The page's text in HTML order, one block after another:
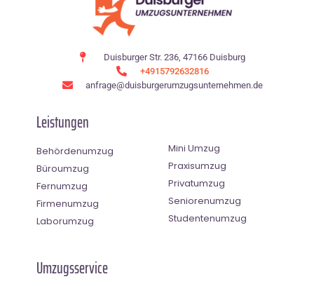
Duisburger Str. 236, 47166 Duisburg
+4915792632816
anfrage@duisburgerumzugsunternehmen.de
Leistungen
Behördenumzug
Büroumzug
Fernumzug
Firmenumzug
Laborumzug
Mini Umzug
Praxisumzug
Privatumzug
Seniorenumzug
Studentenumzug
Umzugsservice